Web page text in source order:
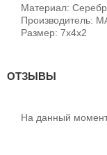
Материал:
Производитель:
Размер: 7х4х2
ОТЗЫВЫ
На данный момент